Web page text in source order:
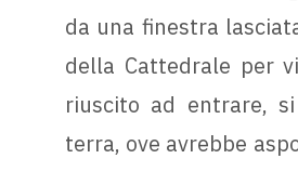
da una finestra
della Cattedrale per
riuscito ad entrare,
terra, ove avrebbe